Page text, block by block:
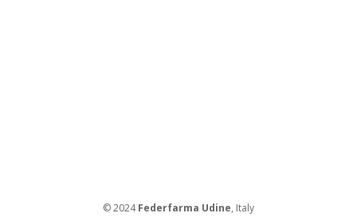
© 2024Federfarma Udine, Italy